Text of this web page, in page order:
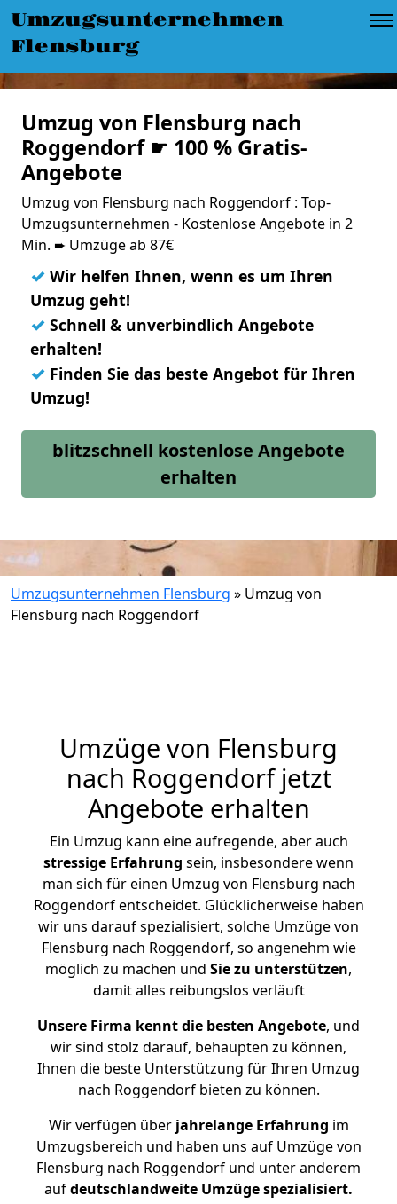
Umzugsunternehmen
Flensburg
Umzug von Flensburg nach
Roggendorf ☛ 100 % Gratis-
Angebote
Umzug von Flensburg nach Roggendorf : Top-
Umzugsunternehmen - Kostenlose Angebote in 2
Min. ➨ Umzüge ab 87€
✓ Wir helfen Ihnen, wenn es um Ihren
Umzug geht!
✓ Schnell & unverbindlich Angebote
erhalten!
✓ Finden Sie das beste Angebot für Ihren
Umzug!
blitzschnell kostenlose Angebote
erhalten
Umzugsunternehmen Flensburg » Umzug von
Flensburg nach Roggendorf
Umzüge von Flensburg
nach Roggendorf jetzt
Angebote erhalten
Ein Umzug kann eine aufregende, aber auch
stressige Erfahrung sein, insbesondere wenn
man sich für einen Umzug von Flensburg nach
Roggendorf entscheidet. Glücklicherweise haben
wir uns darauf spezialisiert, solche Umzüge von
Flensburg nach Roggendorf, so angenehm wie
möglich zu machen und Sie zu unterstützen,
damit alles reibungslos verläuft
Unsere Firma kennt die besten Angebote, und
wir sind stolz darauf, behaupten zu können,
Ihnen die beste Unterstützung für Ihren Umzug
nach Roggendorf bieten zu können.
Wir verfügen überjahrelange Erfahrung im
Umzugsbereich und haben uns auf Umzüge von
Flensburg nach Roggendorf und unter anderem
aufdeutschlandweite Umzüge spezialisiert.